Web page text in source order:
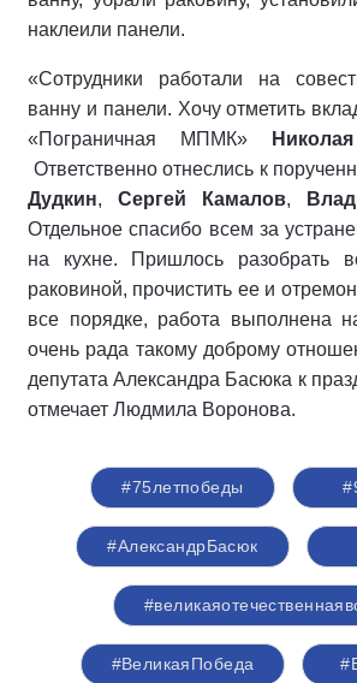
наклеили панели.
«Сотрудники работали на
ванну и панели. Хочу отметить
«Пограничная МПМК»
Ответственно отнеслись к
Дудкин, Сергей Камалов,
Отдельное спасибо всем за
на кухне. Пришлось разобрать
раковиной, прочистить ее и
все порядке, работа выполнена
очень рада такому доброму
депутата Александра Басюка к
отмечает Людмила Воронова.
#75летпобеды
#АлександрБасюк
#ВеликаяПобеда